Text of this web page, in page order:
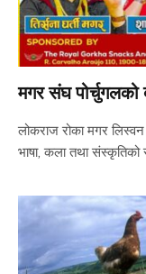
मगर संघ
लोकराज रोका मगर लिस्वन
भाषा, कला तथा संस्कृतिको